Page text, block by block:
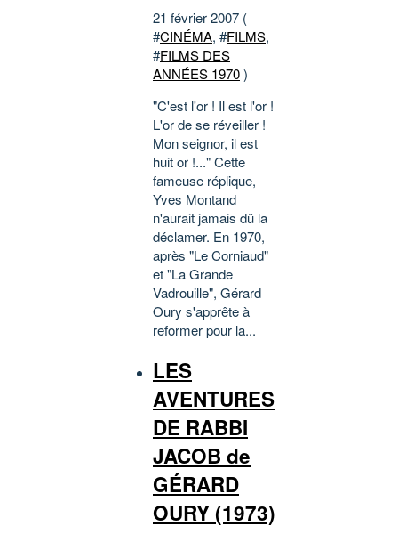
21 février 2007 (
#CINÉMA, #FILMS,
#FILMS DES
ANNÉES 1970)
"C'est l'or ! Il est l'or !
L'or de se réveiller !
Mon seignor, il est
huit or !..." Cette
fameuse réplique,
Yves Montand
n'aurait jamais dû la
déclamer. En 1970,
après "Le Corniaud"
et "La Grande
Vadrouille", Gérard
Oury s'apprête à
reformer pour la...
LES
AVENTURES
DE RABBI
JACOB de
GÉRARD
OURY (1973)